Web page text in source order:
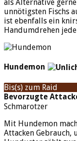
als Alternative
unnötigsten Fischs
ist ebenfalls ein
Handumdrehen
Hundemon
Bis(s) zum Raid
Bevorzugte
Schmarotzer
Mit Hundemon
Attacken Gebrauch,